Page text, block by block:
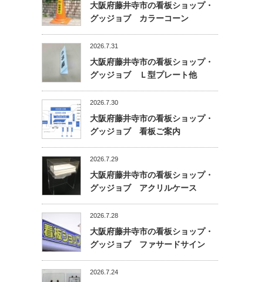
大阪府藤井寺市の看板ショップ・
グッジョブ カラーコーン
2026.7.31
大阪府藤井寺市の看板ショップ・
グッジョブ Ｌ型プレート他
2026.7.30
大阪府藤井寺市の看板ショップ・
グッジョブ 看板ご案内
2026.7.29
大阪府藤井寺市の看板ショップ・
グッジョブ アクリルケース
2026.7.28
大阪府藤井寺市の看板ショップ・
グッジョブ ファサードサイン
2026.7.24